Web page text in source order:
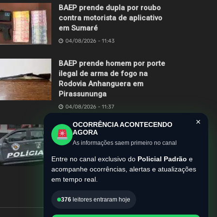
BAEP prende dupla por roubo
contra motorista de aplicativo
em Sumaré
04/08/2026 - 11:43
BAEP prende homem por porte
ilegal de arma de fogo na
Rodovia Anhanguera em
Pirassununga
04/08/2026 - 11:37
BAEP e MPSP deflagram
operação Zero Grau contra
Hortolândia
03/08/2026 - 13:55
×
OCORRÊNCIA ACONTECENDO
AGORA
As informações saem primeiro no canal
Entre no canal exclusivo do Policial Padrão e
acompanhe ocorrências, alertas e atualizações
em tempo real.
376 leitores entraram hoje